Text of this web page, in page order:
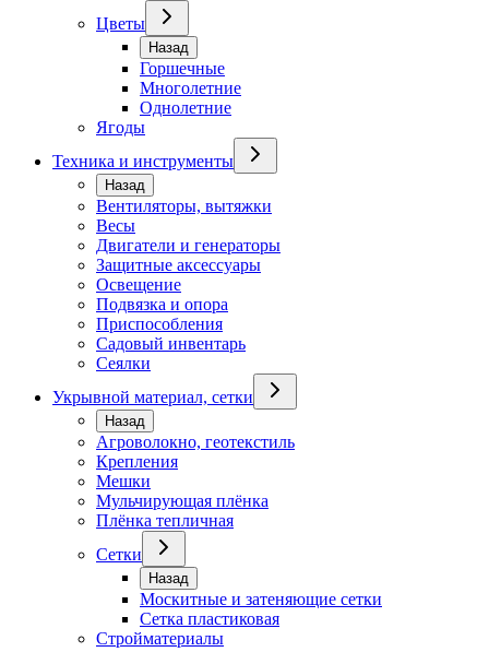
Цветы
Назад
Горшечные
Многолетние
Однолетние
Ягоды
Техника и инструменты
Назад
Вентиляторы, вытяжки
Весы
Двигатели и генераторы
Защитные аксессуары
Освещение
Подвязка и опора
Приспособления
Садовый инвентарь
Сеялки
Укрывной материал, сетки
Назад
Агроволокно, геотекстиль
Крепления
Мешки
Мульчирующая плёнка
Плёнка тепличная
Сетки
Назад
Москитные и затеняющие сетки
Сетка пластиковая
Стройматериалы